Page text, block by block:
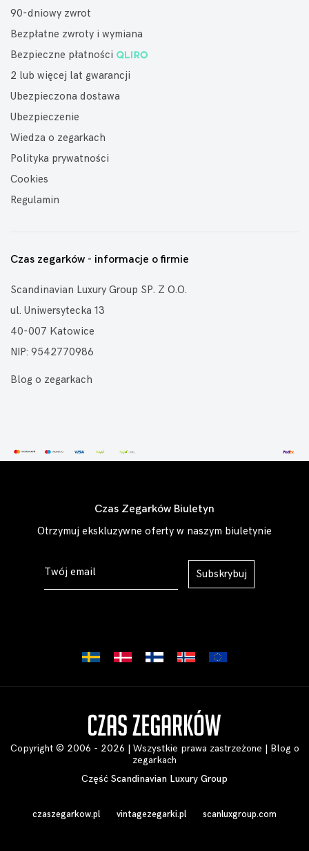
90-dniowy zwrot
Bezpłatne zwroty i wymiana
Bezpieczne płatności
2 lub więcej lat gwarancji
Ubezpieczona dostawa
Ubezpieczenie
Wiedza o zegarkach
Polityka prywatności
Cookies
Regulamin
Czas zegarków - informacje o firmie
Scandinavian Luxury Group SP. Z O.O.
ul. Uniwersytecka 13
40-007 Katowice
NIP: 9542770986
Blog o zegarkach
Czas Zegarków Biuletyn
Otrzymuj ekskluzywne oferty w naszym biuletynie
Subskrybuj
Copyright © 2006 - 2026 | Wszystkie prawa zastrzeżone | Blog o
zegarkach
Część Scandinavian Luxury Group
czaszegarkow.pl vintagezegarki.pl scanluxgroup.com